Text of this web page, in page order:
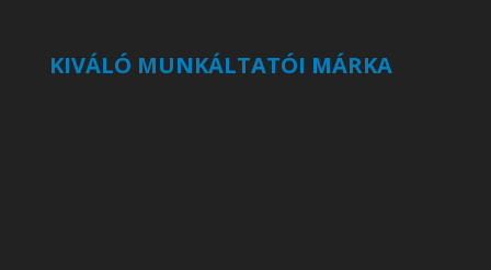
KIVÁLÓ MUNKÁLTATÓI MÁRKA